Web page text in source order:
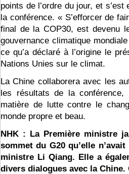
points de l’ordre du jour, et
la conférence. « S’efforcer de
final de la COP30, est devenu
gouvernance climatique
ce qu’a déclaré à l’origine le
Nations Unies sur le climat.
La Chine collaborera avec les
les résultats de la conférence,
matière de lutte contre le
monde propre et beau.
NHK : La Première ministre
sommet du G20 qu’elle
ministre Li Qiang. Elle a
divers dialogues avec la